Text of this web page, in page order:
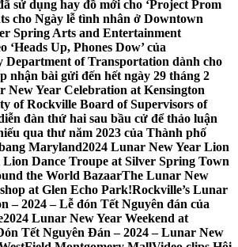
sử dụng hay đồ mới cho ‘Project Prom
cho Ngày lễ tình nhân ở Downtown
Spring Arts and Entertainment
‘Heads Up, Phones Dow’ của
Department of Transportation dành cho
nhận bài gửi đến hết ngày 29 tháng 2
New Year Celebration at Kensington
of Rockville Board of Supervisors of
đàn thứ hai sau bầu cử để thảo luận
qua thư năm 2023 của Thành phố
Maryland2024 Lunar New Year Lion
Dance Troupe at Silver Spring Town
the World BazaarThe Lunar New
at Glen Echo Park!Rockville’s Lunar
– 2024 – Lễ đón Tết Nguyên đán của
2024 Lunar New Year Weekend at
Tết Nguyên Đán – 2024 – Lunar New